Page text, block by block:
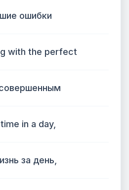
ошибки
with the perfect
in a day,
за день,